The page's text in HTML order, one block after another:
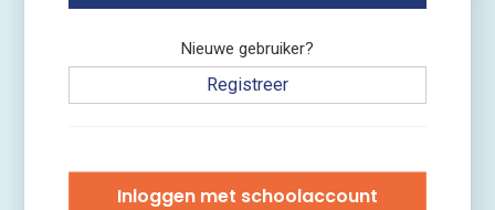
Nieuwe gebruiker?
Registreer
Inloggen met schoolaccount